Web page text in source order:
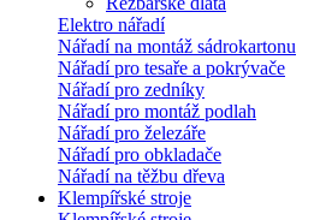
Elektro nářadí
Nářadí na montáž sádrokartonu
Nářadí pro tesaře a pokrývače
Nářadí pro zedníky
Nářadí pro montáž podlah
Nářadí pro železáře
Nářadí pro obkladače
Nářadí na těžbu dřeva
Klempířské stroje